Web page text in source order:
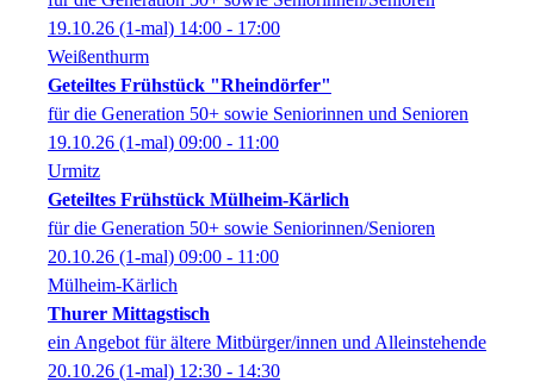
19.10.26 (1-mal) 14:00 - 17:00
Weißenthurm
Geteiltes Frühstück "Rheindörfer"
für die Generation 50+ sowie Seniorinnen und Senioren
19.10.26 (1-mal) 09:00 - 11:00
Urmitz
Geteiltes Frühstück Mülheim-Kärlich
für die Generation 50+ sowie Seniorinnen/Senioren
20.10.26 (1-mal) 09:00 - 11:00
Mülheim-Kärlich
Thurer Mittagstisch
ein Angebot für ältere Mitbürger/innen und Alleinstehende
20.10.26 (1-mal) 12:30 - 14:30